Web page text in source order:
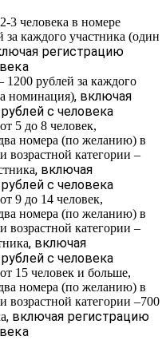
3 человека в номере
каждого участника (один
регистрацию
1200 рублей за каждого
номинация), включая
с человека
5 до 8 человек,
номера (по желанию) в
категории –
, включая
с человека
9 до 14 человек,
номера (по желанию) в
категории –
, включая
с человека
15 человек и больше,
номера (по желанию) в
категории –700
, включая регистрацию